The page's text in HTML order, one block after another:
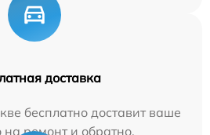
доставка
бесплатно доставит ваше
на ремонт и обратно.